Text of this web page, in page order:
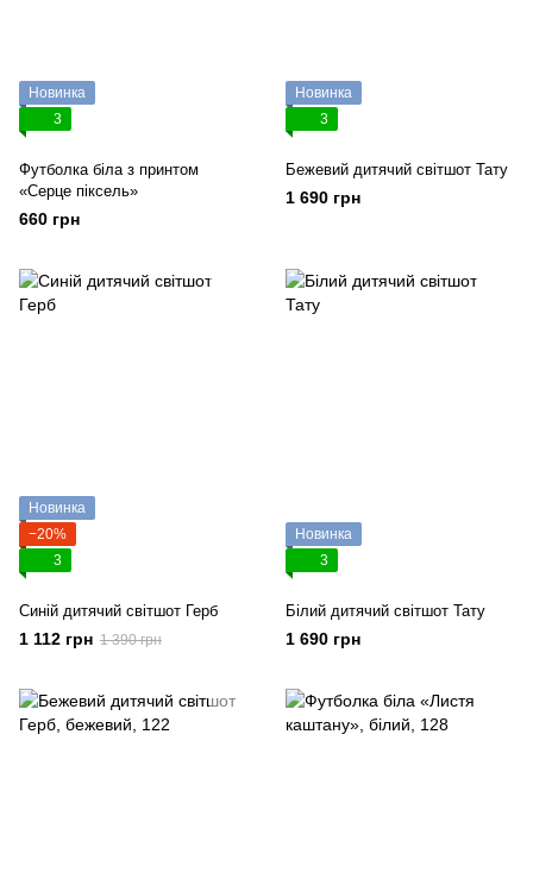
Новинка
3
Футболка біла з принтом
«Серце піксель»
660 грн
Новинка
3
Бежевий дитячий світшот Тату
1 690 грн
Новинка
−20%
3
Синій дитячий світшот Герб
1 112 грн 1 390 грн
Новинка
3
Білий дитячий світшот Тату
1 690 грн